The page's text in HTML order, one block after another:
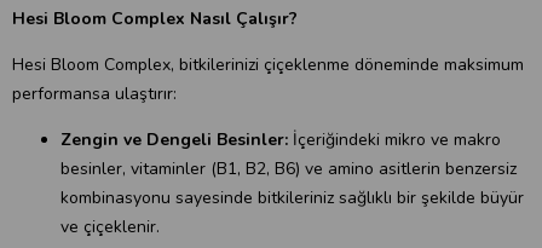
Hesi Bloom Complex Nasıl Çalışır?
Hesi Bloom Complex, bitkilerinizi çiçeklenme döneminde maksimum
performansa ulaştırır:
Zengin ve Dengeli Besinler: İçeriğindeki mikro ve makro
besinler, vitaminler (B1, B2, B6) ve amino asitlerin benzersiz
kombinasyonu sayesinde bitkileriniz sağlıklı bir şekilde büyür
ve çiçeklenir.